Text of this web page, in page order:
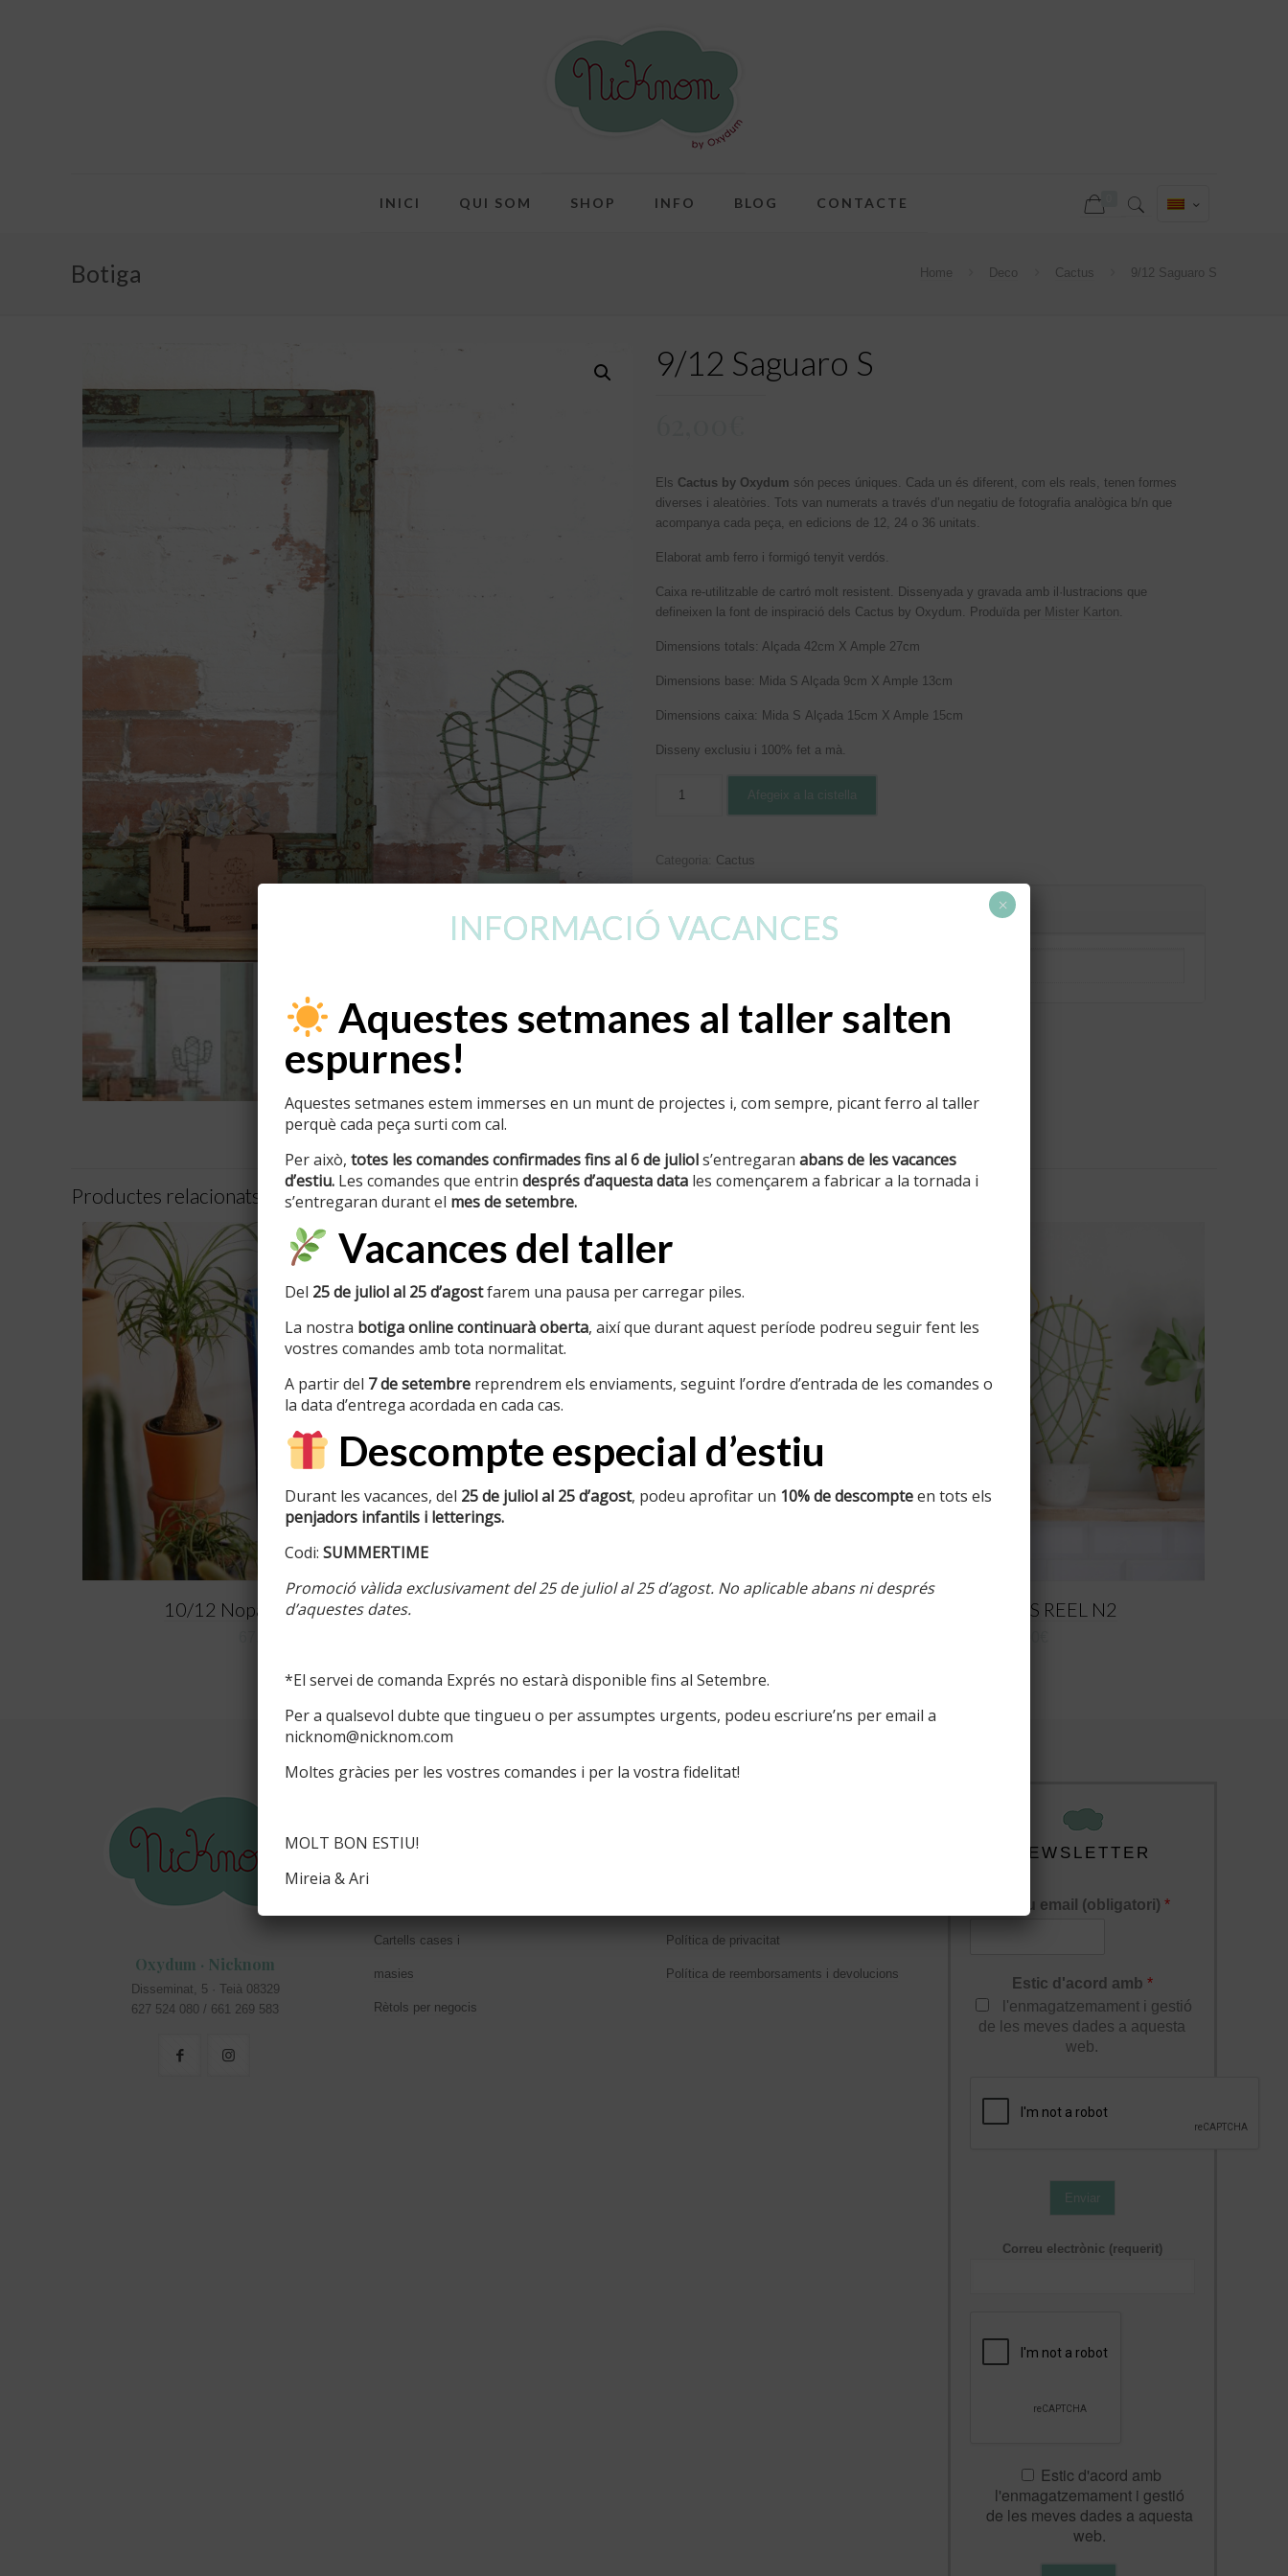
INICI QUI SOM SHOP INFO BLOG CONTACTE
Botiga Home Deco Cactus 9/12 Saguaro S
9/12 Saguaro S
Els Cactus by Oxydum són peces úniques. Cada un és diferent, com els reals, tenen formes
diverses i aleatòries. Tots van numerats a través d’un negatiu de fotografia analògica b/n que
acompanya cada peça, en edicions de 12, 24 o 36 unitats.
Elaborat amb ferro i formigó tenyit verdós.
Caixa re-utilitzable de cartró molt resistent. Dissenyada y gravada amb il·lustracions que
defineixen la font de inspiració dels Cactus by Oxydum. Produïda perMister Karton.
Dimensions totals: Alçada 42cm X Ample 27cm
Dimensions base: Mida S Alçada 9cm X Ample 13cm
Dimensions caixa: Mida S Alçada 15cm X Ample 15cm
Disseny exclusiu i 100% fet a mà.
Afegeix a la cistella
Categoria: Cactus
Productes relacionats
10/12 Nopal S REEL N2 3/12 Nopal S REEL N2
Oxydum · Nicknom
Disseminat, 5 · Teià 08329
627 524 080 / 661 269 583
Info personalitzats
Cartells cases i
masies
Rètols per negocis
Política de privacitat
Política de reemborsaments i devolucions
NEWSLETTER
El teu email (obligatori) *
Estic d'acord amb *
l'enmagatzemament i gestió
de les meves dades a aquesta
web.
Enviar
Correu electrònic (requerit)
Estic d'acord amb
l'enmagatzemament i gestió
de les meves dades a aquesta
web.
INFORMACIÓ VACANCES
Aquestes setmanes al taller salten
espurnes!
Aquestes setmanes estem immerses en un munt de projectes i, com sempre, picant ferro al taller
perquè cada peça surti com cal.
Per això, totes les comandes confirmades fins al 6 de juliols’entregaran abans de les vacances
d’estiu.Les comandes que entrin després d’aquesta datales començarem a fabricar a la tornada i
s’entregaran durant el mes de setembre.
Vacances del taller
Del 25 de juliol al 25 d’agostfarem una pausa per carregar piles.
La nostra botiga online continuarà oberta, així que durant aquest període podreu seguir fent les
vostres comandes amb tota normalitat.
A partir del 7 de setembrereprendrem els enviaments, seguint l’ordre d’entrada de les comandes o
la data d’entrega acordada en cada cas.
Descompte especial d’estiu
Durant les vacances, del 25 de juliol al 25 d’agost, podeu aprofitar un 10% de descompteen tots els
penjadors infantils i letterings.
Codi: SUMMERTIME
Promoció vàlida exclusivament del 25 de juliol al 25 d’agost. No aplicable abans ni després
d’aquestes dates.
*El servei de comanda Exprés no estarà disponible fins al Setembre.
Per a qualsevol dubte que tingueu o per assumptes urgents, podeu escriure’ns per email a
nicknom@nicknom.com
Moltes gràcies per les vostres comandes i per la vostra fidelitat!
MOLT BON ESTIU!
Mireia & Ari
×